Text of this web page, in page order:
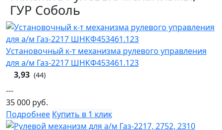
ГУР Соболь
Установочный к-т механизма рулевого управления
для а/м Газ-2217 ШНКФ453461.123
3,93 (44)
---
35 000 руб.
Подробнее Купить в 1 клик